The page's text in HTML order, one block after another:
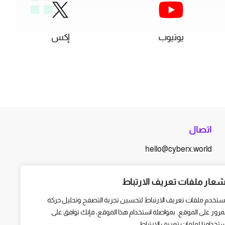
ملفات تعريف الارتباط
ملفات تعريف الارتباط لتحسين تجربة التصفح وتحليل حركة
على الموقع. بمواصلة استخدام هذا الموقع، فإنك توافق على
يوتيوب إكس
اتصال
hello@cyberx.world